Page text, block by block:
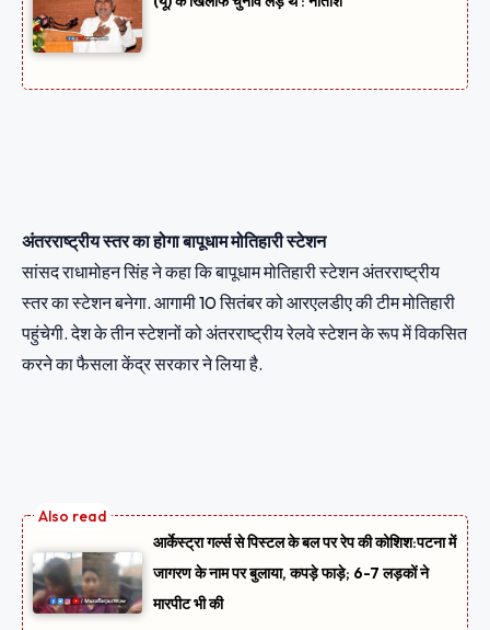
अंतरराष्ट्रीय स्तर का होगा बापूधाम मोतिहारी स्टेशन
सांसद राधामोहन सिंह ने कहा कि बापूधाम मोतिहारी स्टेशन अंतरराष्ट्रीय
स्तर का स्टेशन बनेगा. आगामी 10 सितंबर को आरएलडीए की टीम मोतिहारी
पहुंचेगी. देश के तीन स्टेशनों को अंतरराष्ट्रीय रेलवे स्टेशन के रूप में विकसित
करने का फैसला केंद्र सरकार ने लिया है.
आर्केस्ट्रा गर्ल्स से पिस्टल के बल पर रेप की कोशिश:पटना में
जागरण के नाम पर बुलाया, कपड़े फाड़े; 6-7 लड़कों ने
मारपीट भी की